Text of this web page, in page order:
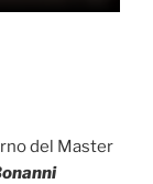
del Master